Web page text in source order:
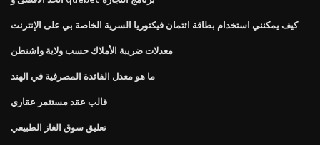
كيف يمكنني استخدام بطاقة ائتمان فيكتوريا السرية الخاصة بي على الإنترنت
معدلات ضريبة الأملاك حسب ولاية واشنطن
ما هو معدل الفائدة المصرفية في الهند
قالب عقد مستثمر عقاري
تعليق سوق الغاز الطبيعي